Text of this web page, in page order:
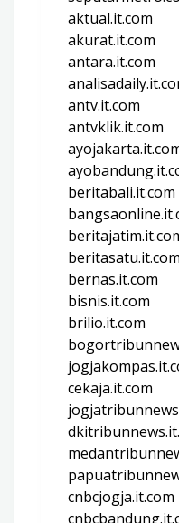
aktual.it.com
akurat.it.com
antara.it.com
antv.it.com
antvklik.it.com
beritabali.it.com
beritasatu.it.com
bernas.it.com
bisnis.it.com
brilio.it.com
cekaja.it.com
cnbcjogja.it.com